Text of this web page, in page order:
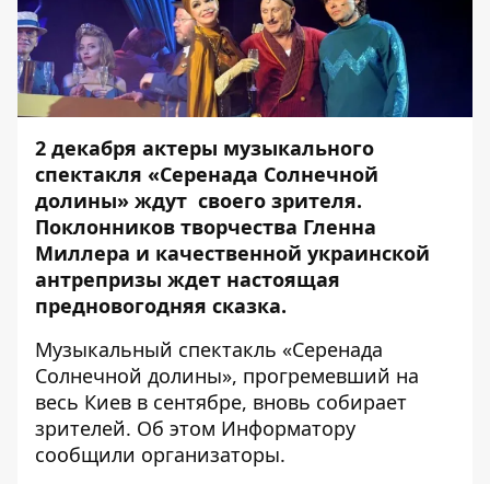
2 декабря актеры музыкального
спектакля «Серенада Солнечной
долины» ждут своего зрителя.
Поклонников творчества Гленна
Миллера и качественной украинской
антрепризы ждет настоящая
предновогодняя сказка.
Музыкальный спектакль «Серенада
Солнечной долины», прогремевший на
весь Киев в сентябре, вновь собирает
зрителей. Об этом Информатору
сообщили организаторы.